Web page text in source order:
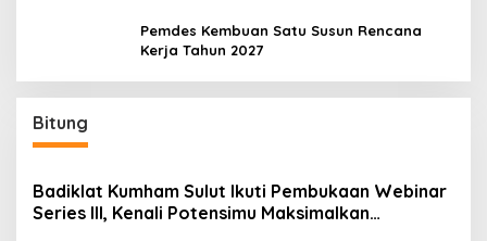
Pemdes Kembuan Satu Susun Rencana
Kerja Tahun 2027
Bitung
Badiklat Kumham Sulut Ikuti Pembukaan Webinar
Series III, Kenali Potensimu Maksimalkan